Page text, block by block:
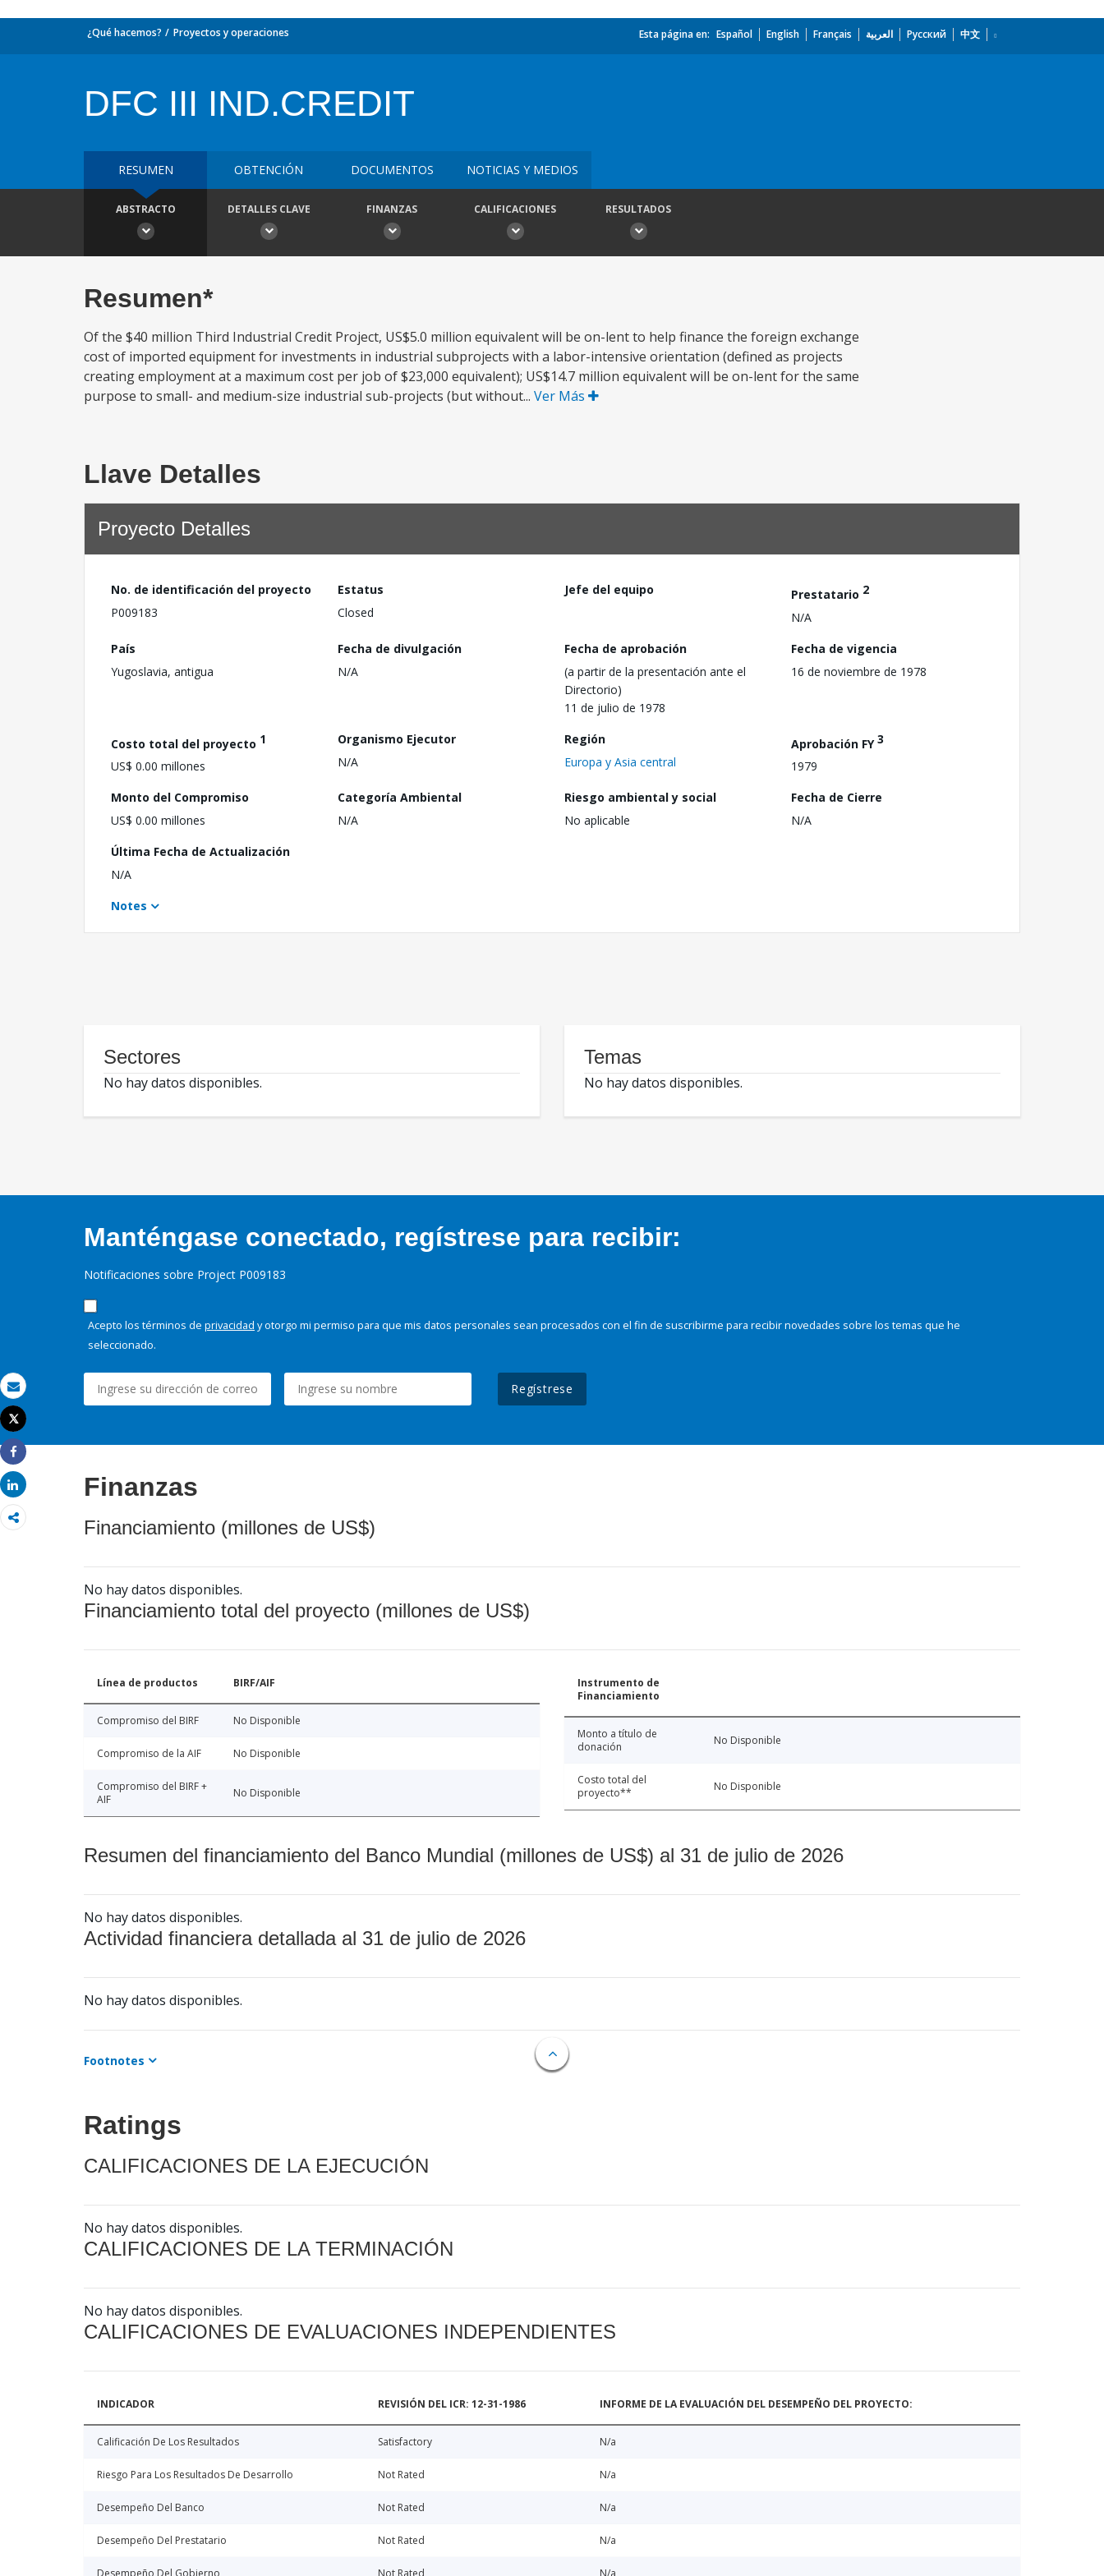
Correo electrónico
Imprimir
Tweet
Share
Share
¿Qué hacemos? Proyectos y operaciones Esta página en: Español English Français العربية Русский 中文
DFC III IND.CREDIT
RESUMEN OBTENCIÓN DOCUMENTOS NOTICIAS Y MEDIOS
ABSTRACTO DETALLES CLAVE FINANZAS CALIFICACIONES RESULTADOS
Resumen*
Of the $40 million Third Industrial Credit Project, US$5.0 million equivalent will be on-lent to help finance the foreign exchange
cost of imported equipment for investments in industrial subprojects with a labor-intensive orientation (defined as projects
creating employment at a maximum cost per job of $23,000 equivalent); US$14.7 million equivalent will be on-lent for the same
purpose to small- and medium-size industrial sub-projects (but without... Ver Más
Llave Detalles
Proyecto Detalles
No. de identificación del proyecto
P009183
Estatus
Closed
Jefe del equipo Prestatario 2
N/A
País
Yugoslavia, antigua
Fecha de divulgación
N/A
Fecha de aprobación
(a partir de la presentación ante el
Directorio)
11 de julio de 1978
Fecha de vigencia
16 de noviembre de 1978
Costo total del proyecto 1
US$ 0.00 millones
Organismo Ejecutor
N/A
Región
Europa y Asia central
Aprobación FY3
1979
Monto del Compromiso
US$ 0.00 millones
Categoría Ambiental
N/A
Riesgo ambiental y social
No aplicable
Fecha de Cierre
N/A
Última Fecha de Actualización
N/A
Notes
Sectores
No hay datos disponibles.
Temas
No hay datos disponibles.
Manténgase conectado, regístrese para recibir:
Notificaciones sobre Project P009183
Acepto los términos de privacidad y otorgo mi permiso para que mis datos personales sean procesados con el fin de suscribirme para recibir novedades sobre los temas que he
seleccionado.
Regístrese
Finanzas
Financiamiento (millones de US$)
No hay datos disponibles.
Financiamiento total del proyecto (millones de US$)
Línea de productos BIRF/AIF
Compromiso del BIRF No Disponible
Compromiso de la AIF No Disponible
Compromiso del BIRF +
AIF
No Disponible
Instrumento de
Financiamiento
Monto a título de
donación
No Disponible
Costo total del
proyecto**
No Disponible
Resumen del financiamiento del Banco Mundial (millones de US$) al 31 de julio de 2026
No hay datos disponibles.
Actividad financiera detallada al 31 de julio de 2026
No hay datos disponibles.
Footnotes
Ratings
CALIFICACIONES DE LA EJECUCIÓN
No hay datos disponibles.
CALIFICACIONES DE LA TERMINACIÓN
No hay datos disponibles.
CALIFICACIONES DE EVALUACIONES INDEPENDIENTES
INDICADOR REVISIÓN DEL ICR: 12-31-1986 INFORME DE LA EVALUACIÓN DEL DESEMPEÑO DEL PROYECTO:
Calificación De Los Resultados Satisfactory N/a
Riesgo Para Los Resultados De Desarrollo Not Rated N/a
Desempeño Del Banco Not Rated N/a
Desempeño Del Prestatario Not Rated N/a